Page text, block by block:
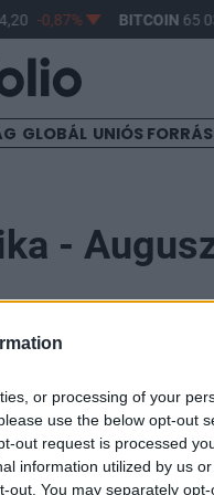
or processing of your
use the below opt-out
out request is processed
information utilized by us
out. You may separately
-0,87% BITCOIN 65
GLOBÁL UNIÓS
-
miután a görög
azóta viszont a